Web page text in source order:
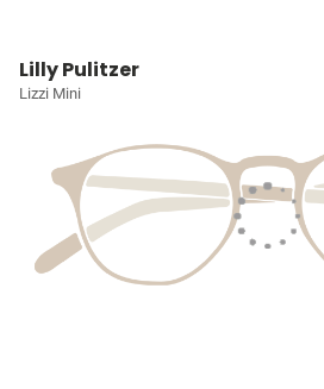
Lilly Pulitzer
Lizzi Mini